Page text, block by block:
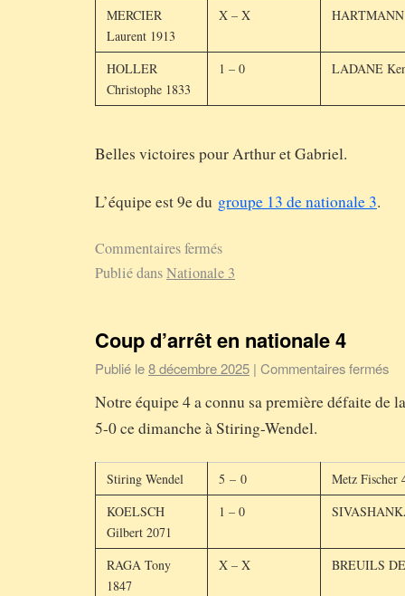
MERCIER
Laurent 1913
X – X
HOLLER
Christophe 1833
1 – 0 LADANE
Belles victoires pour Arthur et Gabriel.
L’équipe est 9e du groupe 13 de nationale 3.
Commentaires fermés
Publié dansNationale 3
Coup d’arrêt en nationale 4
Publié le8 décembre 2025 | Commentaires fermés
Notre équipe 4 a connu sa première défaite de
5-0 ce dimanche à Stiring-Wendel.
Stiring Wendel 5 – 0
Metz Fischer
KOELSCH
Gilbert 2071
1 – 0
RAGA Tony
1847
X – X BREUILS